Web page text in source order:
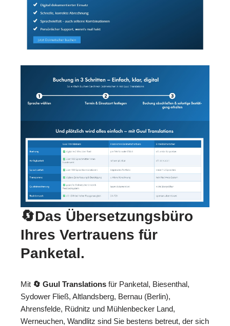
🔄Das Übersetzungsbüro
Ihres Vertrauens für
Panketal.
Mit 🔄 Guul Translations für Panketal, Biesenthal,
Sydower Fließ, Altlandsberg, Bernau (Berlin),
Ahrensfelde, Rüdnitz und Mühlenbecker Land,
Werneuchen, Wandlitz sind Sie bestens betreut, der sich